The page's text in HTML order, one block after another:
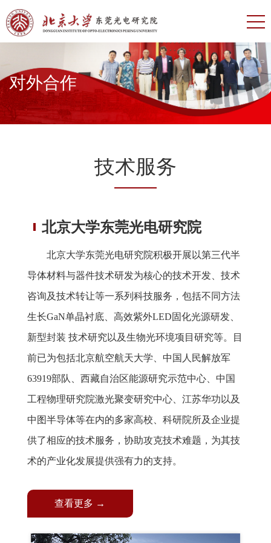
对外合作
技术服务
北京大学东莞光电研究院
北京大学东莞光电研究院积极开展以第三代半
导体材料与器件技术研发为核心的技术开发、技术
咨询及技术转让等一系列科技服务，包括不同方法
生长GaN单晶衬底、高效紫外LED固化光源研发、
新型封装 技术研究以及生物光环境项目研究等。目
前已为包括北京航空航天大学、中国人民解放军
63919部队、西藏自治区能源研究示范中心、中国
工程物理研究院激光聚变研究中心、江苏华功以及
中图半导体等在内的多家高校、科研院所及企业提
供了相应的技术服务，协助攻克技术难题，为其技
术的产业化发展提供强有力的支持。
查看更多 →